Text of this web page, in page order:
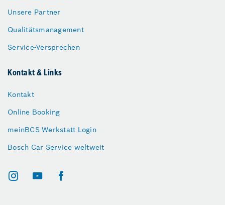
Unsere Partner
Qualitätsmanagement
Service-Versprechen
Kontakt & Links
Kontakt
Online Booking
meinBCS Werkstatt Login
Bosch Car Service weltweit